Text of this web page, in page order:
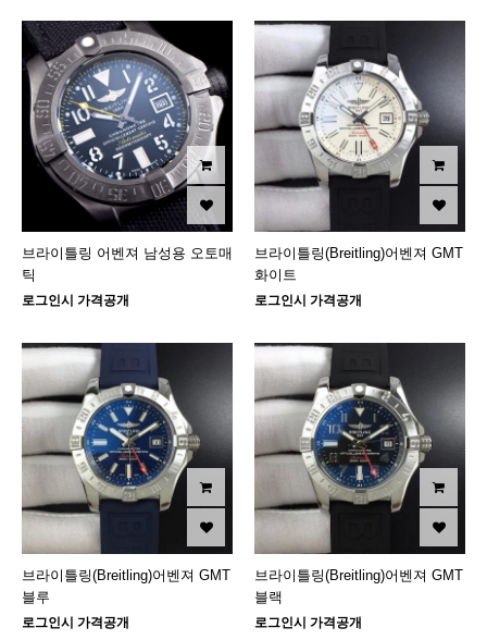
브라이틀링 어벤져 남성용 오토매
틱
로그인시 가격공개
브라이틀링(Breitling)어벤져 GMT
화이트
로그인시 가격공개
브라이틀링(Breitling)어벤져 GMT
블루
로그인시 가격공개
브라이틀링(Breitling)어벤져 GMT
블랙
로그인시 가격공개